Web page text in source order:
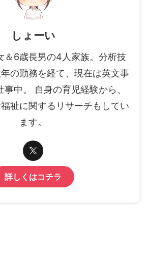
しょーい
＆6歳長男の4人家族。分析技
の勤務を経て、現在は英文事
中。 自身の育児経験から、
祉に関するリサーチもしてい
ます。
詳しくはコチラ